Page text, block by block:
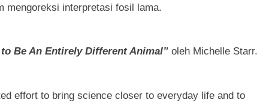
mengoreksi interpretasi fosil lama.
to Be An Entirely Different Animal” oleh Michelle Starr.
effort to bring science closer to everyday life and to